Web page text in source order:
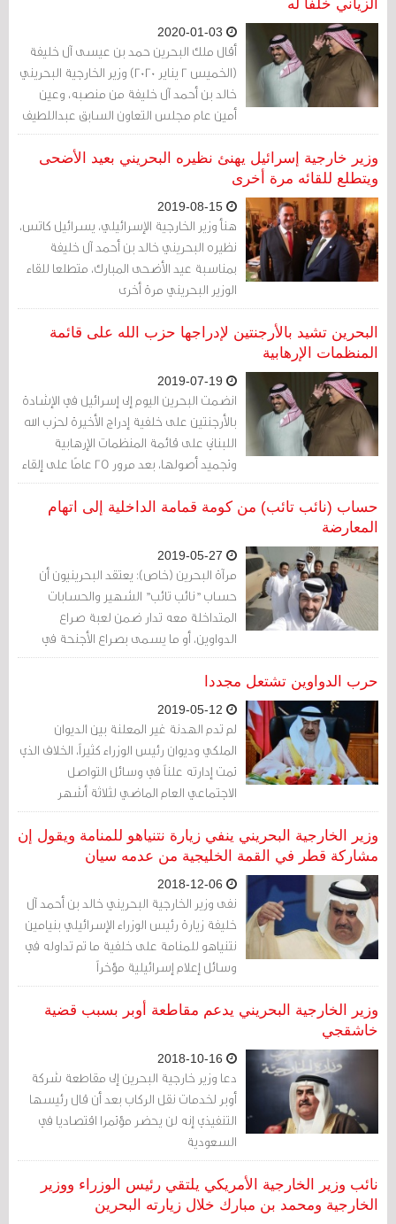
الزياني خلفا له
أقال ملك البحرين حمد بن عيسى آل خليفة
(الخميس 2 يناير 2020) وزير الخارجية البحريني
خالد بن أحمد آل خليفة من منصبه، وعين
أمين عام مجلس التعاون السابق عبداللطيف
الزياني خلفاً له في المنصب
وزير خارجية إسرائيل يهنئ نظيره البحريني بعيد الأضحى
ويتطلع للقائه مرة أخرى
هنأ وزير الخارجية الإسرائيلي، ​يسرائيل كاتس​،
نظيره البحريني خالد بن أحمد آل خليفة
بمناسبة ​عيد الأضحى​ المبارك، متطلعا للقاء
الوزير البحريني مرة أخرى
البحرين تشيد بالأرجنتين لإدراجها حزب الله على قائمة
المنظمات الإرهابية
انضمت البحرين اليوم إلى إسرائيل في الإشادة
بالأرجنتين على خلفية إدراج الأخيرة لحزب الله
اللبناني على قائمة المنظمات الإرهابية
وتجميد أصولها، بعد مرور 25 عامًا على إلقاء
اللوم على الحزب المدعوم من إيران بتدمير
مركز للجالية اليهودية في الأرجنتين أسفر عن
حساب (نائب تائب) من كومة قمامة الداخلية إلى اتهام
المعارضة
مرآة البحرين (خاص): يعتقد البحرينيون أن
حساب "نائب تائب" الشهير والحسابات
المتداخلة معه تدار ضمن لعبة صراع
الدواوين، أو ما يسمى بصراع الأجنحة في
البحرين. الحساب الذي ظهر فجأة في فبراير
2018، ليخرج الصراع من داخل كواليس العائلة
المالكة، إلى فضاء الشارع العام، خرج على
شكل (صراع ديكة)، يريد كل ديك أن يقتل
منافسه ويقضي عليه من أجل الفوز
بالبطولة المطلقة.
حرب الدواوين تشتعل مجددا
لم تدم الهدنة غير المعلنة بين الديوان
الملكي وديوان رئيس الوزراء كثيراً، الخلاف الذي
تمت إدارته علناً في وسائل التواصل
الاجتماعي العام الماضي لثلاثة أشهر
متواصلة يبدو أنه عاد مجددا إلى العلن، لكن
من بوابة أخرى
وزير الخارجية البحريني ينفي زيارة نتنياهو للمنامة ويقول إن
مشاركة قطر في القمة الخليجية من عدمه سيان
نفى وزير الخارجية البحريني خالد بن أحمد آل
خليفة زيارة رئيس الوزراء الإسرائيلي بنيامين
نتنياهو للمنامة على خلفية ما تم تداوله في
وسائل إعلام إسرائيلية مؤخراً
وزير الخارجية البحريني يدعم مقاطعة أوبر بسبب قضية
خاشقجي
دعا وزير خارجية البحرين إلى مقاطعة شركة
أوبر لخدمات نقل الركاب بعد أن قال رئيسها
التنفيذي إنه لن يحضر مؤتمرا اقتصاديا في
السعودية
نائب وزير الخارجية الأمريكي يلتقي رئيس الوزراء ووزير
الخارجية ومحمد بن مبارك خلال زيارته البحرين